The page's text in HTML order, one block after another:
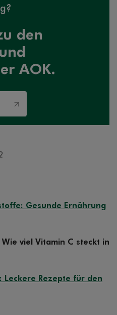
den
AOK.
Gesunde Ernährung
viel Vitamin C steckt in
Leckere Rezepte für den